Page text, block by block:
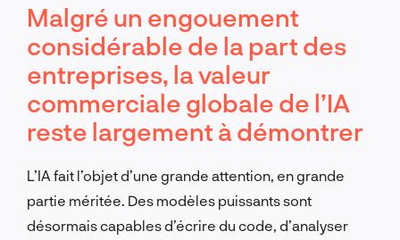
Malgré un engouement
considérable de la part des
entreprises, la valeur
commerciale globale de l’IA
reste largement à démontrer
L’IA fait l’objet d’une grande attention, en grande
partie méritée. Des modèles puissants sont
désormais capables d’écrire du code, d’analyser